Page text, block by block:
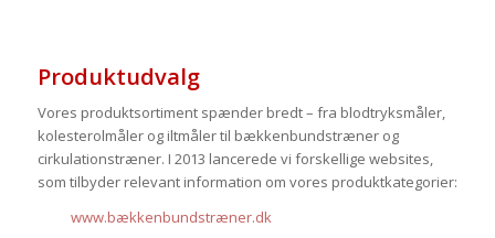
Produktudvalg
Vores produktsortiment spænder bredt – fra blodtryksmåler,
kolesterolmåler og iltmåler til bækkenbundstræner og
cirkulationstræner. I 2013 lancerede vi forskellige websites,
som tilbyder relevant information om vores produktkategorier:
www.bækkenbundstræner.dk